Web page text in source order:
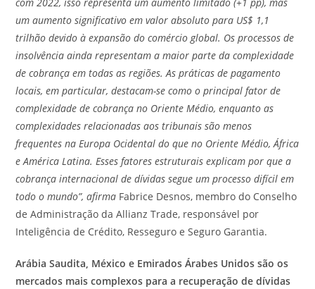
um aumento significativo em valor absoluto para US$ 1,1
trilhão devido à expansão do comércio global. Os processos de
insolvência ainda representam a maior parte da complexidade
de cobrança em todas as regiões. As práticas de pagamento
locais, em particular, destacam-se como o principal fator de
complexidade de cobrança no Oriente Médio, enquanto as
complexidades relacionadas aos tribunais são menos
frequentes na Europa Ocidental do que no Oriente Médio, África
e América Latina. Esses fatores estruturais explicam por que a
cobrança internacional de dívidas segue um processo difícil em
todo o mundo”, afirma Fabrice Desnos, membro do Conselho
de Administração da Allianz Trade, responsável por
Inteligência de Crédito, Resseguro e Seguro Garantia.
Arábia Saudita, México e Emirados Árabes Unidos são os
mercados mais complexos para a recuperação de dívidas